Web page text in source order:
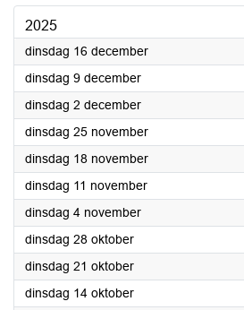
2025
dinsdag 16 december2025
dinsdag 9 december2025
dinsdag 2 december2025
dinsdag 25 november2025
dinsdag 18 november2025
dinsdag 11 november2025
dinsdag 4 november2025
dinsdag 28 oktober2025
dinsdag 21 oktober2025
dinsdag 14 oktober2025